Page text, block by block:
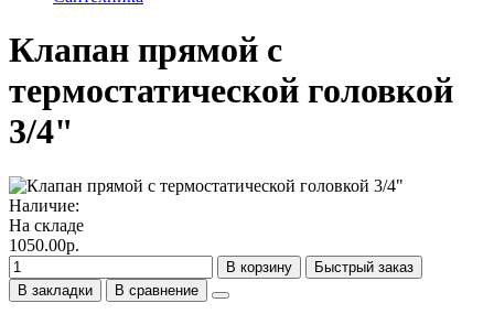
Клапан прямой с
термостатической головкой
3/4"
Наличие:
На складе
1050.00р.
В корзину
Быстрый заказ
В закладки
В сравнение